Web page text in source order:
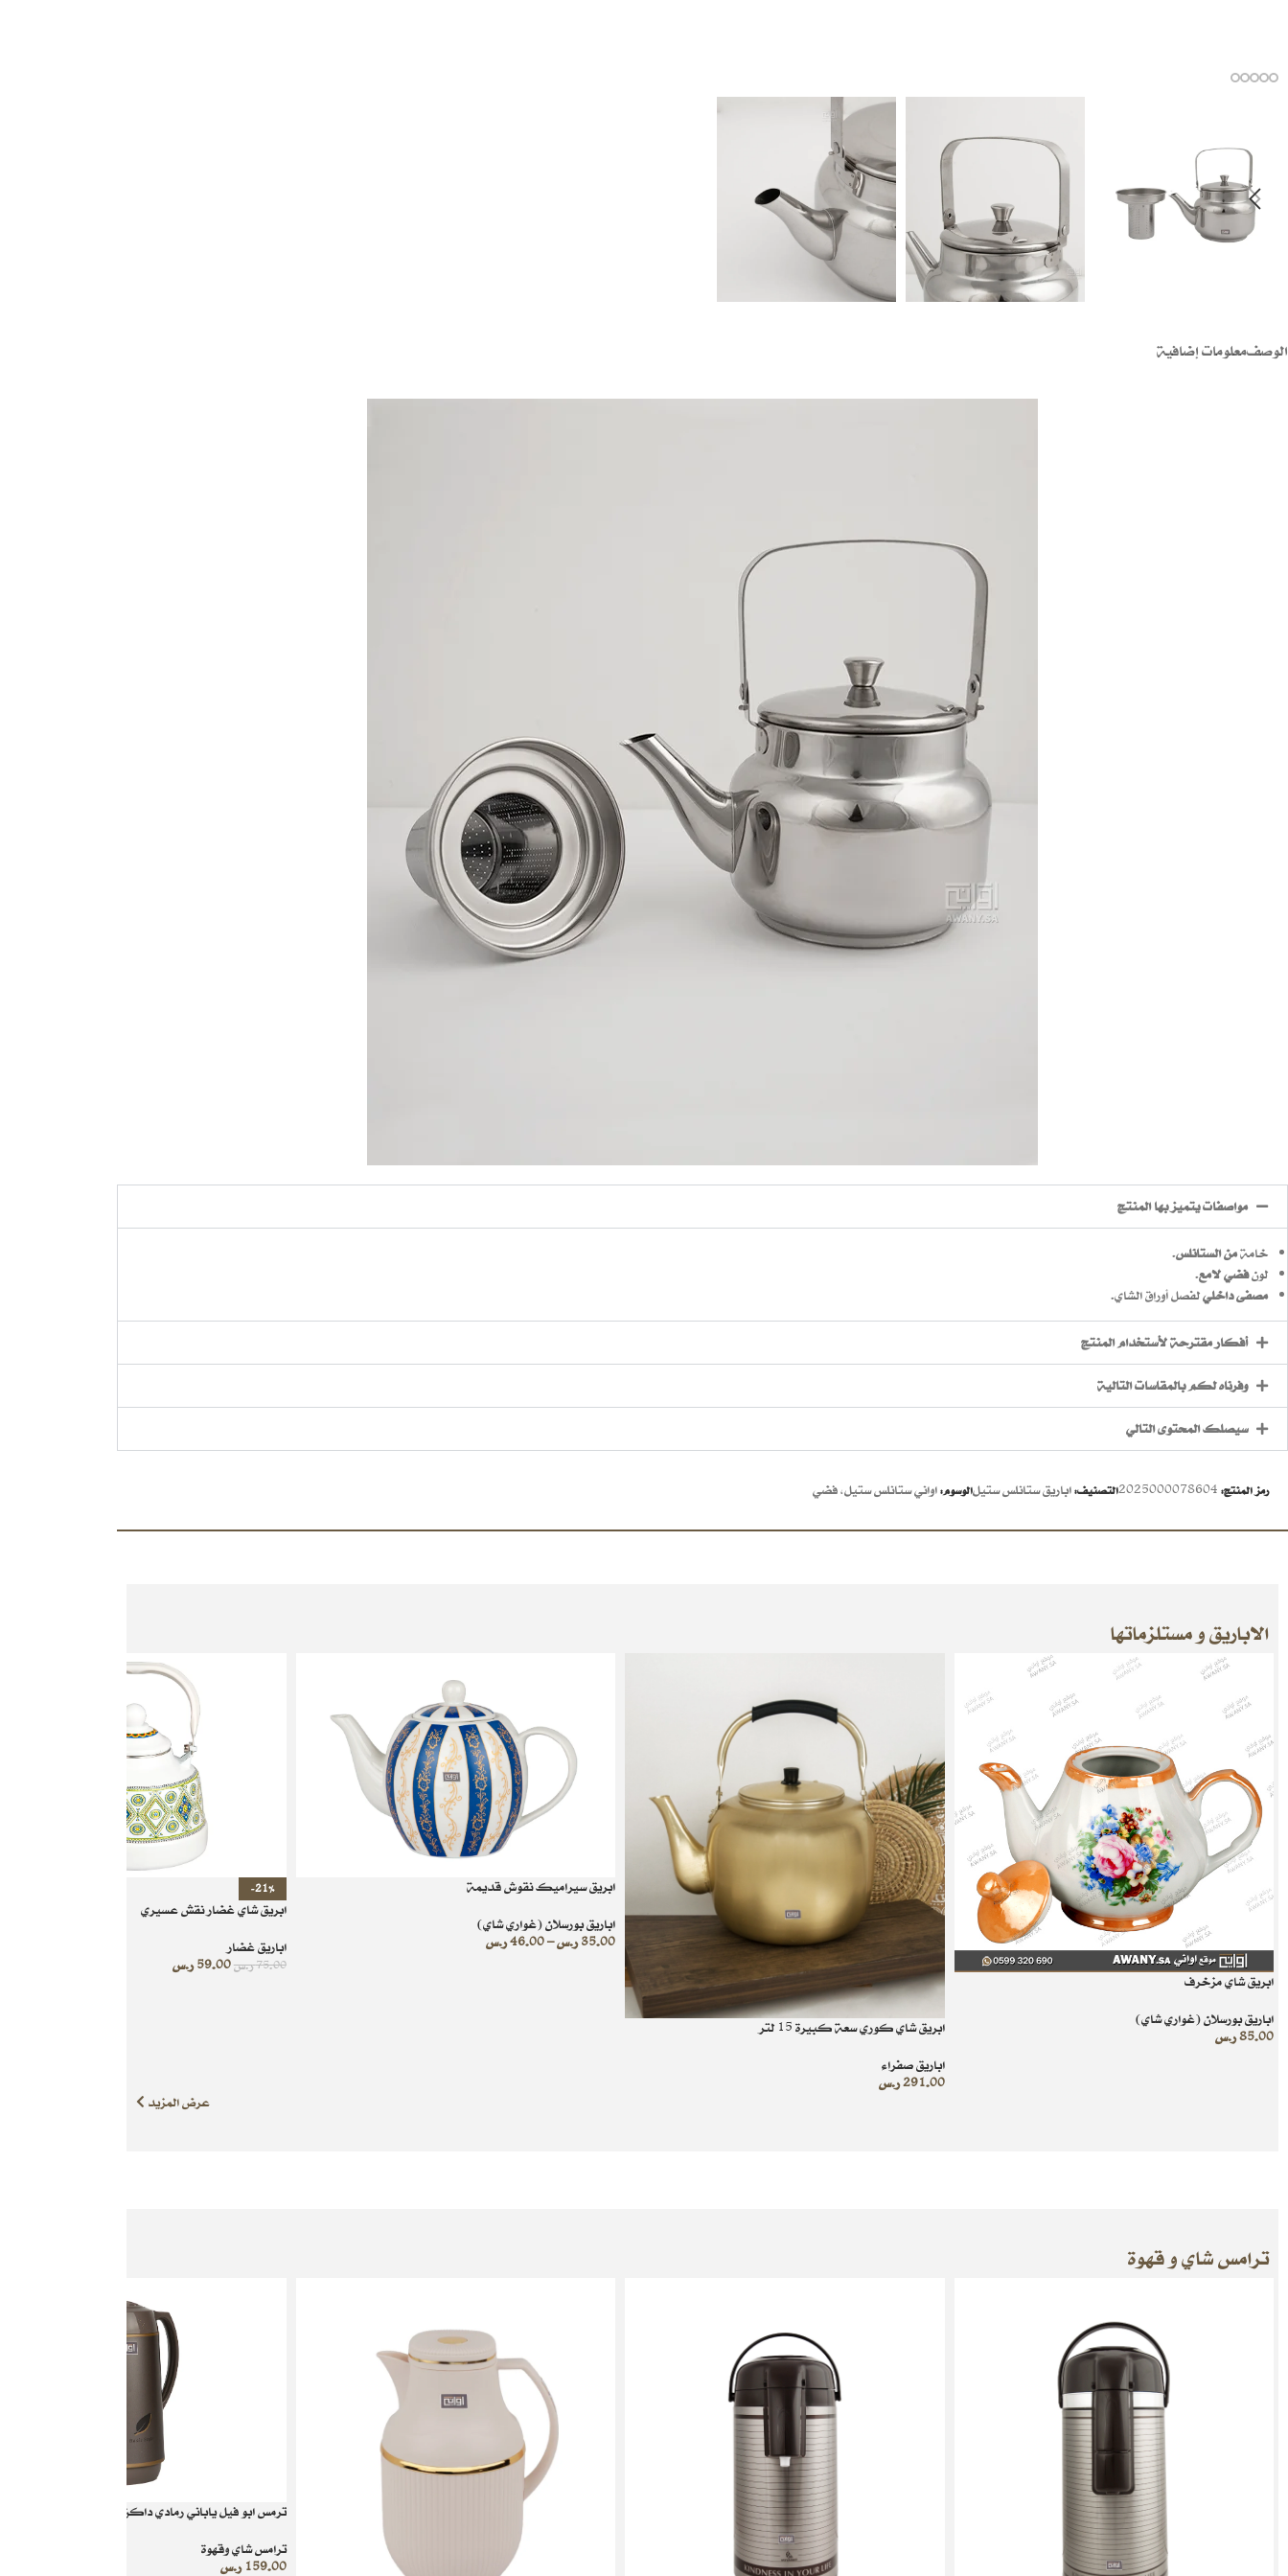
الوصفمعلومات إضافية
مواصفات يتميز بها المنتج
خامةمن الستانلس.
لونفضي لامع.
مصفى داخليلفصل أوراق الشاي.
أفكار مقترحة لأستخدام المنتج
وفرناه لكم بالمقاسات التالية
سيصلك المحتوى التالي
رمز المنتج: 2025000078604التصنيف:اباريق ستانلس ستيلالوسوم:اواني ستانلس ستيل,فضي
الاباريق و مستلزماتها
ابريق شاي مزخرف
اباريق بورسلان (غواري شاي)
85.00ر.س
ابريق شاي كوري سعة كبيرة 15 لتر
اباريق صفراء
291.00ر.س
ابريق سيراميك نقوش قديمة
اباريق بورسلان (غواري شاي)
35.00ر.س–
46.00ر.س
-21%
ابريق شاي غضار نقش عسيري
اباريق غضار
75.00ر.س59.00 ر.س
عرض المزيد
ترامس شاي و قهوة
ترمس ابو فيل ياباني رمادي داكن 1 لتر
ترامس شاي وقهوة
159.00 ر.س